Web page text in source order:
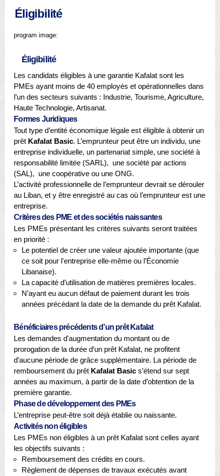
Éligibilité
program image:
Éligibilité
Les candidats éligibles à une garantie Kafalat sont les
PMEs ayant moins de 40 employés et opérationnelles dans
l’un des secteurs suivants : Industrie, Tourisme, Agriculture,
Haute Technologie, Artisanat.
Formes Juridiques
Tout type d’entité économique légale est éligible à obtenir un
prêt Kafalat Basic. L’emprunteur peut être un individu, une
entreprise individuelle, un partenariat simple, une société à
responsabilité limitée (SARL), une société par actions
(SAL), une coopérative ou une ONG.
L’activité professionnelle de l’emprunteur devrait se dérouler
au Liban, et y être enregistré au cas où l’emprunteur est une
entreprise.
Critères des PME et des sociétés naissantes
Les PMEs présentant les critères suivants seront traitées
en priorité :
Le potentiel de créer une valeur ajoutée importante (que
ce soit pour l'entreprise elle-même ou l’Économie
Libanaise).
La capacité d’utilisation de matières premières locales.
N’ayant eu aucun défaut de paiement durant les trois
années précédant la date de la demande du prêt Kafalat.
Bénéficiaires précédents d’un prêt Kafalat
Les demandes d'augmentation du montant ou de
prorogation de la durée d’un prêt Kafalat, ne profitent
d’aucune période de grâce supplémentaire. La période de
remboursement du prêt Kafalat Basics’étend sur sept
années au maximum, à partir de la date d’obtention de la
première garantie.
Phase de développement des PMEs
L’entreprise peut-être soit déjà établie ou naissante.
Activités non éligibles
Les PMEs non éligibles à un prêt Kafalat sont celles ayant
les objectifs suivants :
Remboursement des crédits en cours.
Règlement de dépenses de travaux exécutés avant